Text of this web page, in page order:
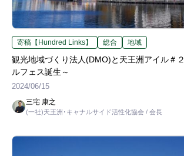
寄稿【Hundred Links】 総合 地域
観光地域づくり法人(DMO)と天王洲アイル＃２ ～天王洲キャナ
ルフェス誕生～
2024/06/15
三宅 康之
(一社)天王洲･キャナルサイド活性化協会 / 会長